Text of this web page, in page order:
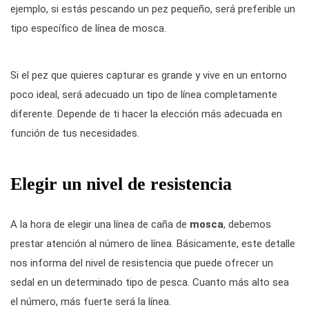
ejemplo, si estás pescando un pez pequeño, será preferible un
tipo específico de línea de mosca.
Si el pez que quieres capturar es grande y vive en un entorno
poco ideal, será adecuado un tipo de línea completamente
diferente. Depende de ti hacer la elección más adecuada en
función de tus necesidades.
Elegir un nivel de resistencia
A la hora de elegir una línea de caña de mosca, debemos
prestar atención al número de línea. Básicamente, este detalle
nos informa del nivel de resistencia que puede ofrecer un
sedal en un determinado tipo de pesca. Cuanto más alto sea
el número, más fuerte será la línea.